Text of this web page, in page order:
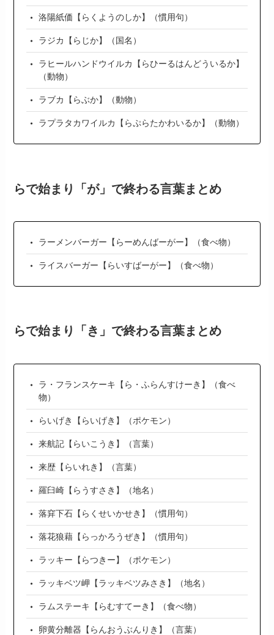
洛陽紙価【らくようのしか】（慣用句）
ラジカ【らじか】（国名）
ラヒールハンドウイルカ【らひーるはんどういるか】
（動物）
ラブカ【らぶか】（動物）
ラプラタカワイルカ【らぷらたかわいるか】（動物）
らで始まり「が」で終わる言葉まとめ
ラーメンバーガー【らーめんばーがー】（食べ物）
ライスバーガー【らいすばーがー】（食べ物）
らで始まり「き」で終わる言葉まとめ
ラ・フランスケーキ【ら・ふらんすけーき】（食べ
物）
らいげき【らいげき】（ポケモン）
来航記【らいこうき】（言葉）
来歴【らいれき】（言葉）
羅臼崎【らうすさき】（地名）
落穽下石【らくせいかせき】（慣用句）
落花狼藉【らっかろうぜき】（慣用句）
ラッキー【らつきー】（ポケモン）
ラッキベツ岬【ラッキベツみさき】（地名）
ラムステーキ【らむすてーき】（食べ物）
卵黄分離器【らんおうぶんりき】（言葉）